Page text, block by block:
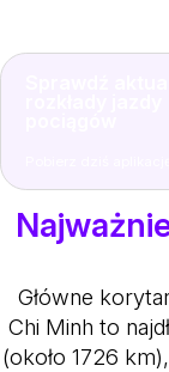
Główne
Chi Minh to
(około 1726